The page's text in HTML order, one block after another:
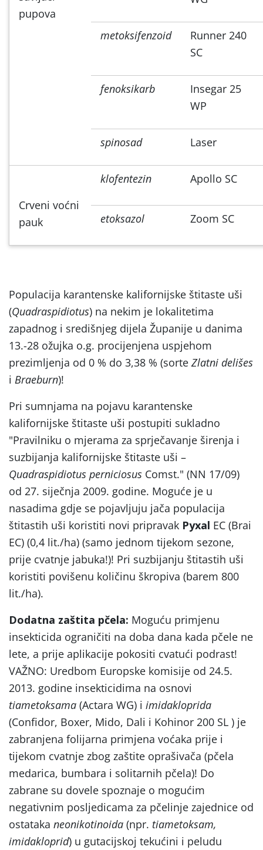
pupova
metoksifenzoid
Runner 240
SC
fenoksikarb
Insegar 25
WP
spinosad Laser
Crveni voćni
pauk
klofentezin Apollo SC
etoksazol Zoom SC
Populacija karantenske kalifornijske štitaste uši
(Quadraspidiotus) na nekim je lokalitetima
zapadnog i središnjeg dijela Županije u danima
13.-28 ožujka o.g. procijenjena uspjehom
prezimljenja od 0 % do 3,38 % (sorte Zlatni delišes
i Braeburn)!
Pri sumnjama na pojavu karantenske
kalifornijske štitaste uši postupiti sukladno
"Pravilniku o mjerama za sprječavanje širenja i
suzbijanja kalifornijske štitaste uši –
Quadraspidiotus perniciosus Comst." (NN 17/09)
od 27. siječnja 2009. godine. Moguće je u
nasadima gdje se pojavljuju jača populacija
štitastih uši koristiti novi pripravak Pyxal EC (Brai
EC) (0,4 lit./ha) (samo jednom tijekom sezone,
prije cvatnje jabuka!)! Pri suzbijanju štitastih uši
koristiti povišenu količinu škropiva (barem 800
lit./ha).
Dodatna zaštita pčela: Moguću primjenu
insekticida ograničiti na doba dana kada pčele ne
lete, a prije aplikacije pokositi cvatući podrast!
VAŽNO: Uredbom Europske komisije od 24.5.
2013. godine insekticidima na osnovi
tiametoksama (Actara WG) i imidakloprida
(Confidor, Boxer, Mido, Dali i Kohinor 200 SL ) je
zabranjena folijarna primjena voćaka prije i
tijekom cvatnje zbog zaštite oprašivača (pčela
medarica, bumbara i solitarnih pčela)! Do
zabrane su dovele spoznaje o mogućim
negativnim posljedicama za pčelinje zajednice od
ostataka neonikotinoida (npr. tiametoksam,
imidakloprid) u gutacijskoj tekućini i peludu